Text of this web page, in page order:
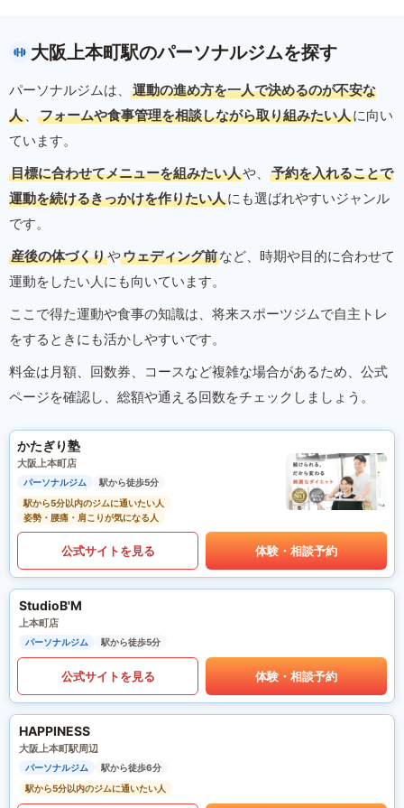
大阪上本町駅のパーソナルジムを探す
パーソナルジムは、
運動の進め方を一人で決めるのが不安な
人 、 フォームや食事管理を相談しながら取り組みたい人に向い
ています。
目標に合わせてメニューを組みたい人や、
予約を入れることで
運動を続けるきっかけを作りたい人にも選ばれやすいジャンル
です。
産後の体づくりやウェディング前など、時期や目的に合わせて
運動をしたい人にも向いています。
ここで得た運動や食事の知識は、将来スポーツジムで自主トレ
をするときにも活かしやすいです。
料金は月額、回数券、コースなど複雑な場合があるため、公式
ページを確認し、総額や通える回数をチェックしましょう。
かたぎり塾
大阪上本町店
パーソナルジム
駅から徒歩5分
駅から5分以内のジムに通いたい人
姿勢・腰痛・肩こりが気になる人
公式サイトを見る 体験・相談予約
StudioB'M
上本町店
パーソナルジム 駅から徒歩5分
公式サイトを見る 体験・相談予約
HAPPINESS
大阪上本町駅周辺
パーソナルジム
駅から徒歩6分
駅から5分以内のジムに通いたい人